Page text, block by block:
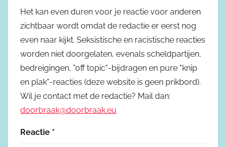
Het kan even duren voor je reactie voor anderen
zichtbaar wordt omdat de redactie er eerst nog
even naar kijkt. Seksistische en racistische reacties
worden niet doorgelaten, evenals scheldpartijen,
bedreigingen, "off topic"-bijdragen en pure "knip
en plak"-reacties (deze website is geen prikbord).
Wil je contact met de redactie? Mail dan:
doorbraak@doorbraak.eu
Reactie *